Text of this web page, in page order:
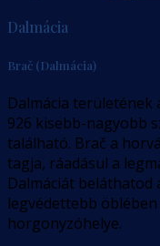
Dalmácia
Brač (Dalmácia)
Dalmácia
926 kisebb-nagyobb
található. Brač a
tagja, ráadásul a
Dalmáciát beláthatod
legvédettebb
horgonyzóhelye.